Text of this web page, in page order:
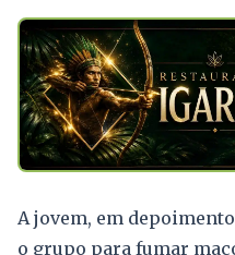
A jovem, em
o grupo para fumar